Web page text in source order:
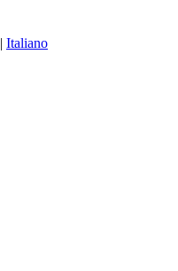
| Italiano